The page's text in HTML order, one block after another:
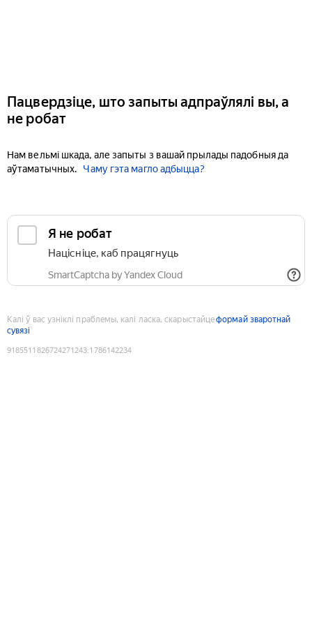
Пацвердзіце, што запыты адпраўлялі вы, а
не робат
Нам вельмі шкада, але запыты з вашай прылады падобныя да
аўтаматычных.
Чаму гэта магло адбыцца?
Я не робат
Націсніце, каб працягнуць
SmartCaptcha by Yandex Cloud
Калі ў вас узніклі праблемы, калі ласка, скарыстайцеформай зваротнай
сувязі
9185511826724271243:1786142234